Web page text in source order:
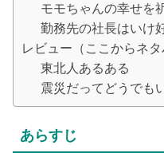
モモちゃんの幸せを
勤務先の社長はいけ
レビュー（ここからネタ
東北人あるある
震災だってどうでも
あらすじ